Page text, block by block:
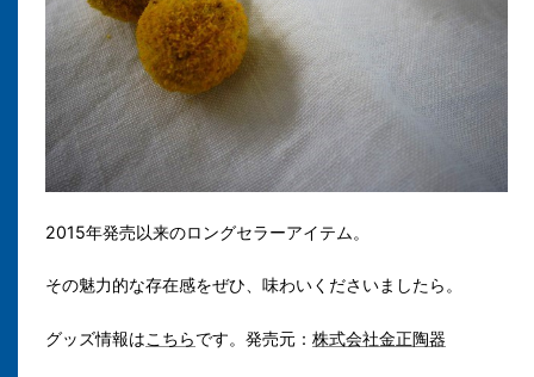
2015年発売以来のロングセラーアイテム。
その魅力的な存在感をぜひ、味わいくださいましたら。
グッズ情報はこちらです。発売元： 株式会社金正陶器